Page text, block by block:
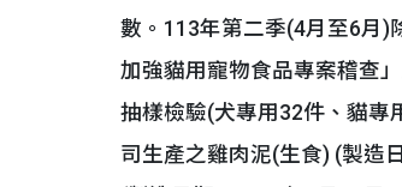
數。113年第二季(4月至6月)
加強貓用寵物食品專案稽查
抽樣檢驗(犬專用32件、貓專
司生產之雞肉泥(生食) (製造